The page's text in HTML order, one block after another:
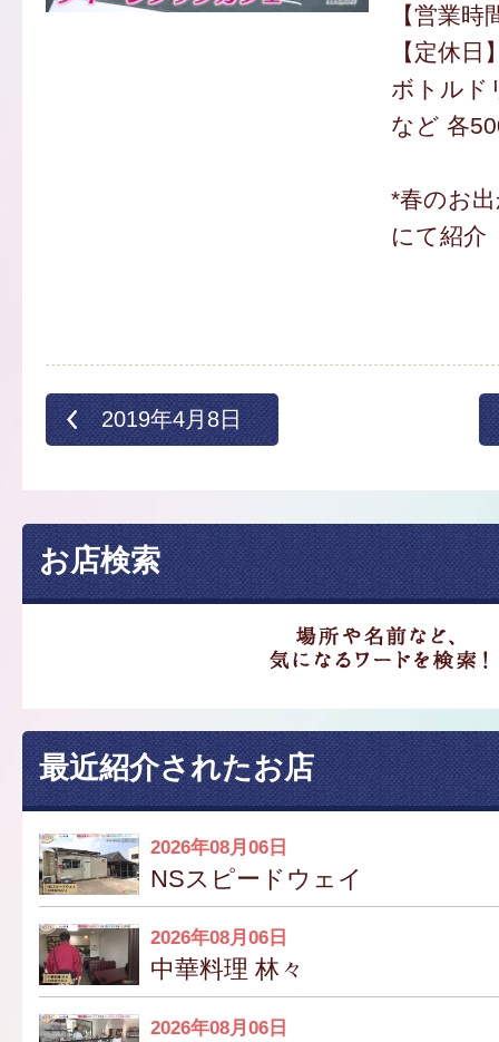
【営業
【定休日
ボトルド
など 各
*春のお
にて紹介
2019年4月8日
お店検索
最近紹介されたお店
2026年08月06日
NSスピードウェイ
2026年08月06日
中華料理 林々
2026年08月06日